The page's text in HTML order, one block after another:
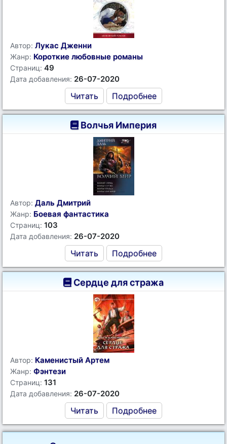
Автор: Лукас Дженни
Жанр: Короткие любовные романы
Страниц: 49
Дата добавления: 26-07-2020
Читать Подробнее
Волчья Империя
Автор: Даль Дмитрий
Жанр: Боевая фантастика
Страниц: 103
Дата добавления: 26-07-2020
Читать Подробнее
Сердце для стража
Автор: Каменистый Артем
Жанр: Фэнтези
Страниц: 131
Дата добавления: 26-07-2020
Читать Подробнее